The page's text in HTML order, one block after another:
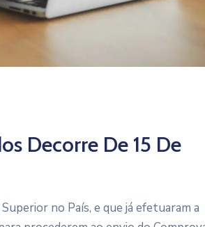
Decorre De 15 De
no País, e que já efetuaram a